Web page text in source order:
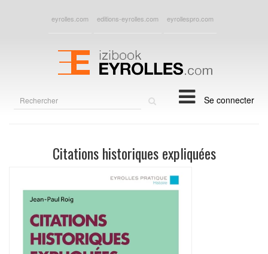
eyrolles.com editions-eyrolles.com eyrollespro.com
Se connecter
Citations historiques expliquées